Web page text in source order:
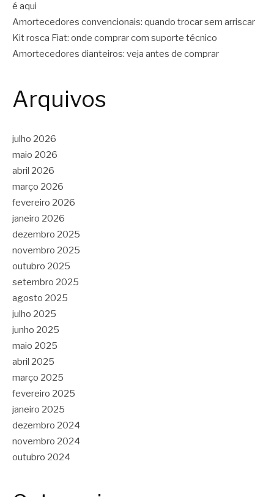
é aqui
Amortecedores convencionais: quando trocar sem arriscar
Kit rosca Fiat: onde comprar com suporte técnico
Amortecedores dianteiros: veja antes de comprar
Arquivos
julho 2026
maio 2026
abril 2026
março 2026
fevereiro 2026
janeiro 2026
dezembro 2025
novembro 2025
outubro 2025
setembro 2025
agosto 2025
julho 2025
junho 2025
maio 2025
abril 2025
março 2025
fevereiro 2025
janeiro 2025
dezembro 2024
novembro 2024
outubro 2024